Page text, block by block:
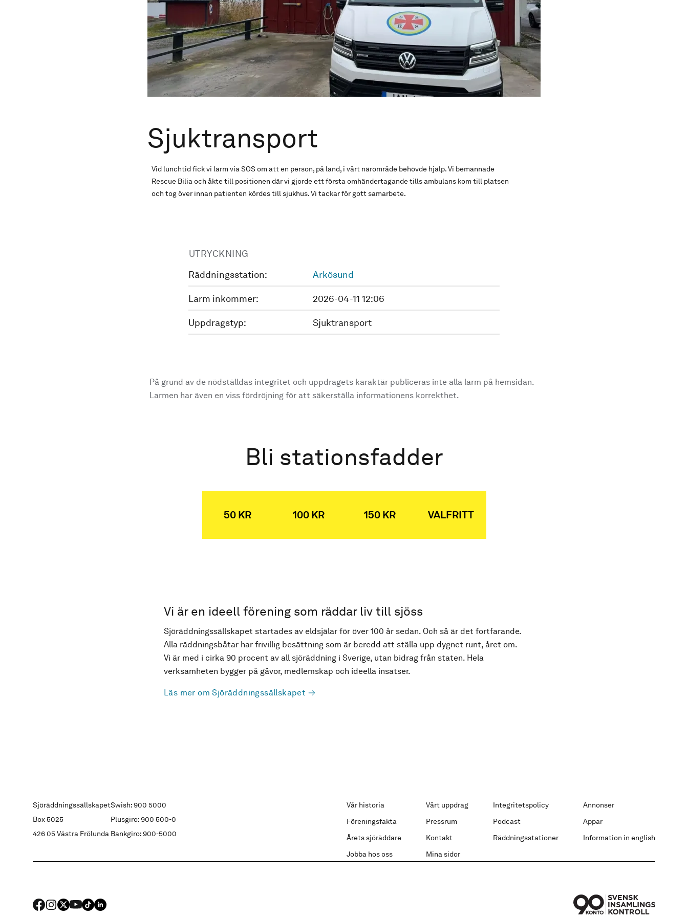
Sjuktransport
Vid lunchtid fick vi larm via SOS om att en person, på land, i vårt närområde behövde hjälp. Vi bemannade
Rescue Bilia och åkte till positionen där vi gjorde ett första omhändertagande tills ambulans kom till platsen
och tog över innan patienten kördes till sjukhus. Vi tackar för gott samarbete.
UTRYCKNING
Räddningsstation:
Arkösund
Larm inkommer: 2026-04-11 12:06
Uppdragstyp: Sjuktransport
På grund av de nödställdas integritet och uppdragets karaktär publiceras inte alla larm på hemsidan.
Larmen har även en viss fördröjning för att säkerställa informationens korrekthet.
Bli stationsfadder
50 KR 100 KR 150 KR VALFRITT
Vi är en ideell förening som räddar liv till sjöss
Sjöräddningssällskapet startades av eldsjälar för över 100 år sedan. Och så är det fortfarande.
Alla räddningsbåtar har frivillig besättning som är beredd att ställa upp dygnet runt, året om.
Vi är med i cirka 90 procent av all sjöräddning i Sverige, utan bidrag från staten. Hela
verksamheten bygger på gåvor, medlemskap och ideella insatser.
Läs mer om Sjöräddningssällskapet
Sjöräddningssällskapet
Box 5025
426 05 Västra Frölunda
Swish: 900 5000
Plusgiro: 900 500-0
Bankgiro: 900-5000
Vår historia Vårt uppdrag Integritetspolicy
Annonser
Föreningsfakta
Pressrum Podcast
Appar
Årets sjöräddare
Kontakt Räddningsstationer
Information in english
Jobba hos oss
Mina sidor
FACEBOOK
Instagram
X YouTube
TIKTOKLINKED IN